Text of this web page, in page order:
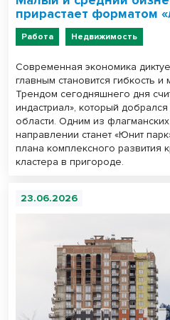
прирастает форматом
Работа Недвижимость
Современная экономика
главным становится гибкость
Трендом сегодняшнего дня
индастриал», который
области. Одним из
направлении станет «Юнит
плана комплексного развития
кластера в пригороде.
23.06.2026